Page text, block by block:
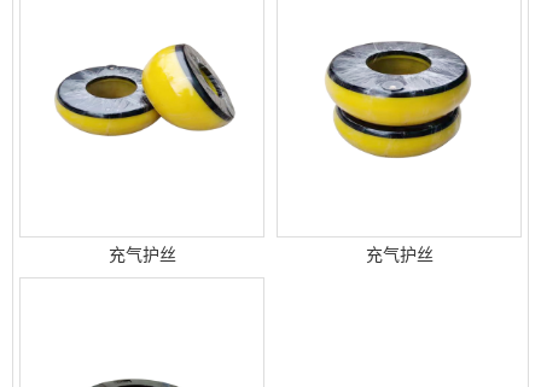
充气护丝 充气护丝